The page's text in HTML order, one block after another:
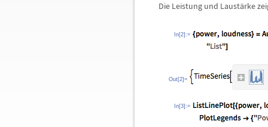
Die Leistung und Laustärke
In[2]:=
Out[2]=
In[3]:=